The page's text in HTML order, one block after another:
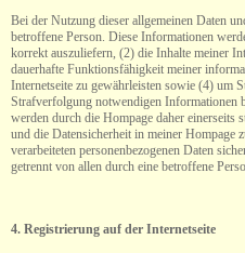
Bei der Nutzung dieser allgemeinen Daten
betroffene Person. Diese Informationen
korrekt auszuliefern, (2) die Inhalte meiner
dauerhafte Funktionsfähigkeit meiner
Internetseite zu gewährleisten sowie (4) um
Strafverfolgung notwendigen Informationen
werden durch die Hompage daher einerseits
und die Datensicherheit in meiner Hompage
verarbeiteten personenbezogenen Daten
getrennt von allen durch eine betroffene
4. Registrierung auf der Internetseite